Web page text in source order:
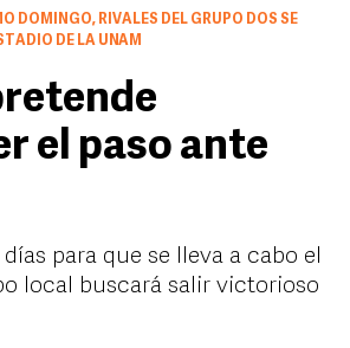
DOMINGO, RIVALES DEL GRUPO DOS SE
DE LA UNAM
el paso ante
para que se lleva a cabo el
local buscará salir victorioso